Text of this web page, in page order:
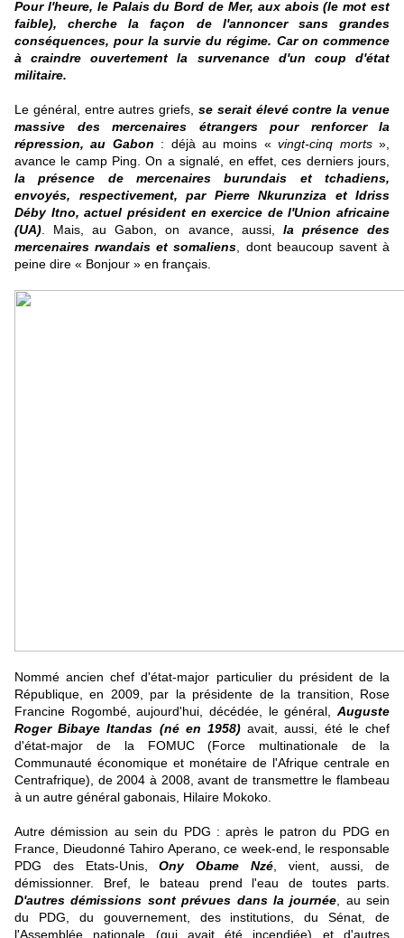
Pour l'heure, le Palais du Bord de Mer, aux abois (le mot est
faible), cherche la façon de l'annoncer sans grandes
conséquences, pour la survie du régime. Car on commence
à craindre ouvertement la survenance d'un coup d'état
militaire.
Le général, entre autres griefs, se serait élevé contre la venue
massive des mercenaires étrangers pour renforcer la
répression, au Gabon : déjà au moins «vingt-cinq morts»,
avance le camp Ping. On a signalé, en effet, ces derniers jours,
la présence de mercenaires burundais et tchadiens,
envoyés, respectivement, par Pierre Nkurunziza et Idriss
Déby Itno, actuel président en exercice de l'Union africaine
(UA) . Mais, au Gabon, on avance, aussi, la présence des
mercenaires rwandais et somaliens , dont beaucoup savent à
peine dire « Bonjour » en français.
Nommé ancien chef d'état-major particulier du président de la
République, en 2009, par la présidente de la transition, Rose
Francine Rogombé, aujourd'hui, décédée, le général, Auguste
Roger Bibaye Itandas (né en 1958) avait, aussi, été le chef
d'état-major de la FOMUC (Force multinationale de la
Communauté économique et monétaire de l'Afrique centrale en
Centrafrique), de 2004 à 2008, avant de transmettre le flambeau
à un autre général gabonais, Hilaire Mokoko.
Autre démission au sein du PDG : après le patron du PDG en
France, Dieudonné Tahiro Aperano, ce week-end, le responsable
PDG des Etats-Unis,Ony Obame Nzé, vient, aussi, de
démissionner. Bref, le bateau prend l'eau de toutes parts.
D'autres démissions sont prévues dans la journée , au sein
du PDG, du gouvernement, des institutions, du Sénat, de
l'Assemblée nationale (qui avait été incendiée) et d'autres